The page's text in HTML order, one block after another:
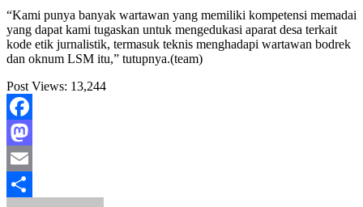
“Kami punya banyak wartawan yang memiliki kompetensi memadai
yang dapat kami tugaskan untuk mengedukasi aparat desa terkait
kode etik jurnalistik, termasuk teknis menghadapi wartawan bodrek
dan oknum LSM itu,” tutupnya.(team)
Post Views: 13,244
Facebook
Mastodon
Email